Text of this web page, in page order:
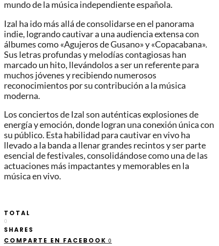
mundo de la música independiente española.
Izal ha ido más allá de consolidarse en el panorama
indie, logrando cautivar a una audiencia extensa con
álbumes como «Agujeros de Gusano» y «Copacabana».
Sus letras profundas y melodías contagiosas han
marcado un hito, llevándolos a ser un referente para
muchos jóvenes y recibiendo numerosos
reconocimientos por su contribución a la música
moderna.
Los conciertos de Izal son auténticas explosiones de
energía y emoción, donde logran una conexión única con
su público. Esta habilidad para cautivar en vivo ha
llevado a la banda a llenar grandes recintos y ser parte
esencial de festivales, consolidándose como una de las
actuaciones más impactantes y memorables en la
música en vivo.
TOTAL
0
SHARES
COMPARTE EN FACEBOOK 0